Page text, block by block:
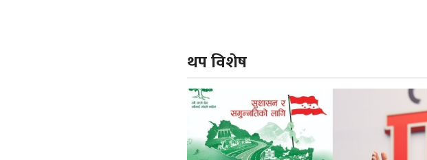
थप विशेष